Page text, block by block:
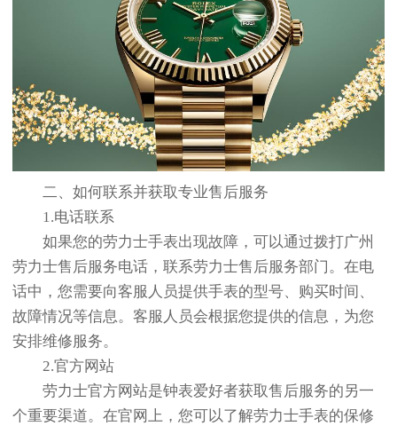
二、如何联系并获取专业售后服务
1.电话联系
如果您的劳力士手表出现故障，可以通过拨打广州
劳力士售后服务电话，联系劳力士售后服务部门。在电
话中，您需要向客服人员提供手表的型号、购买时间、
故障情况等信息。客服人员会根据您提供的信息，为您
安排维修服务。
2.官方网站
劳力士官方网站是钟表爱好者获取售后服务的另一
个重要渠道。在官网上，您可以了解劳力士手表的保修